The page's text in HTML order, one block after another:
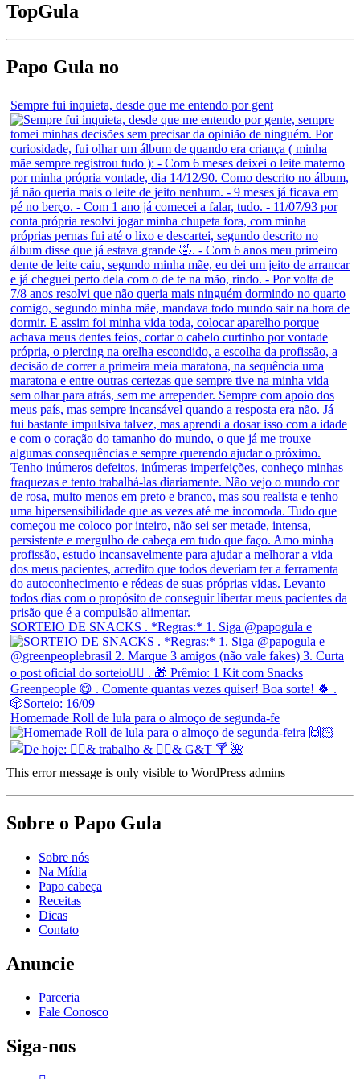
TopGula
Papo Gula no
Sempre fui inquieta, desde que me entendo por gent
SORTEIO DE SNACKS . *Regras:* 1. Siga @papogula e
Homemade Roll de lula para o almoço de segunda-fe
This error message is only visible to WordPress admins
Sobre o Papo Gula
Sobre nós
Na Mídia
Papo cabeça
Receitas
Dicas
Contato
Anuncie
Parceria
Fale Conosco
Siga-nos